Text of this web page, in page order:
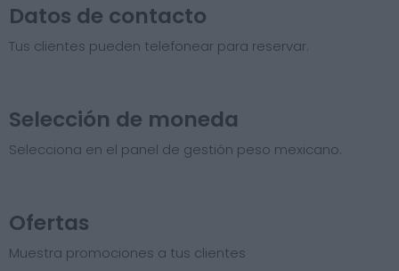
Datos de contacto
Tus clientes pueden telefonear para reservar.
Selección de moneda
Selecciona en el panel de gestión peso mexicano.
Ofertas
Muestra promociones a tus clientes